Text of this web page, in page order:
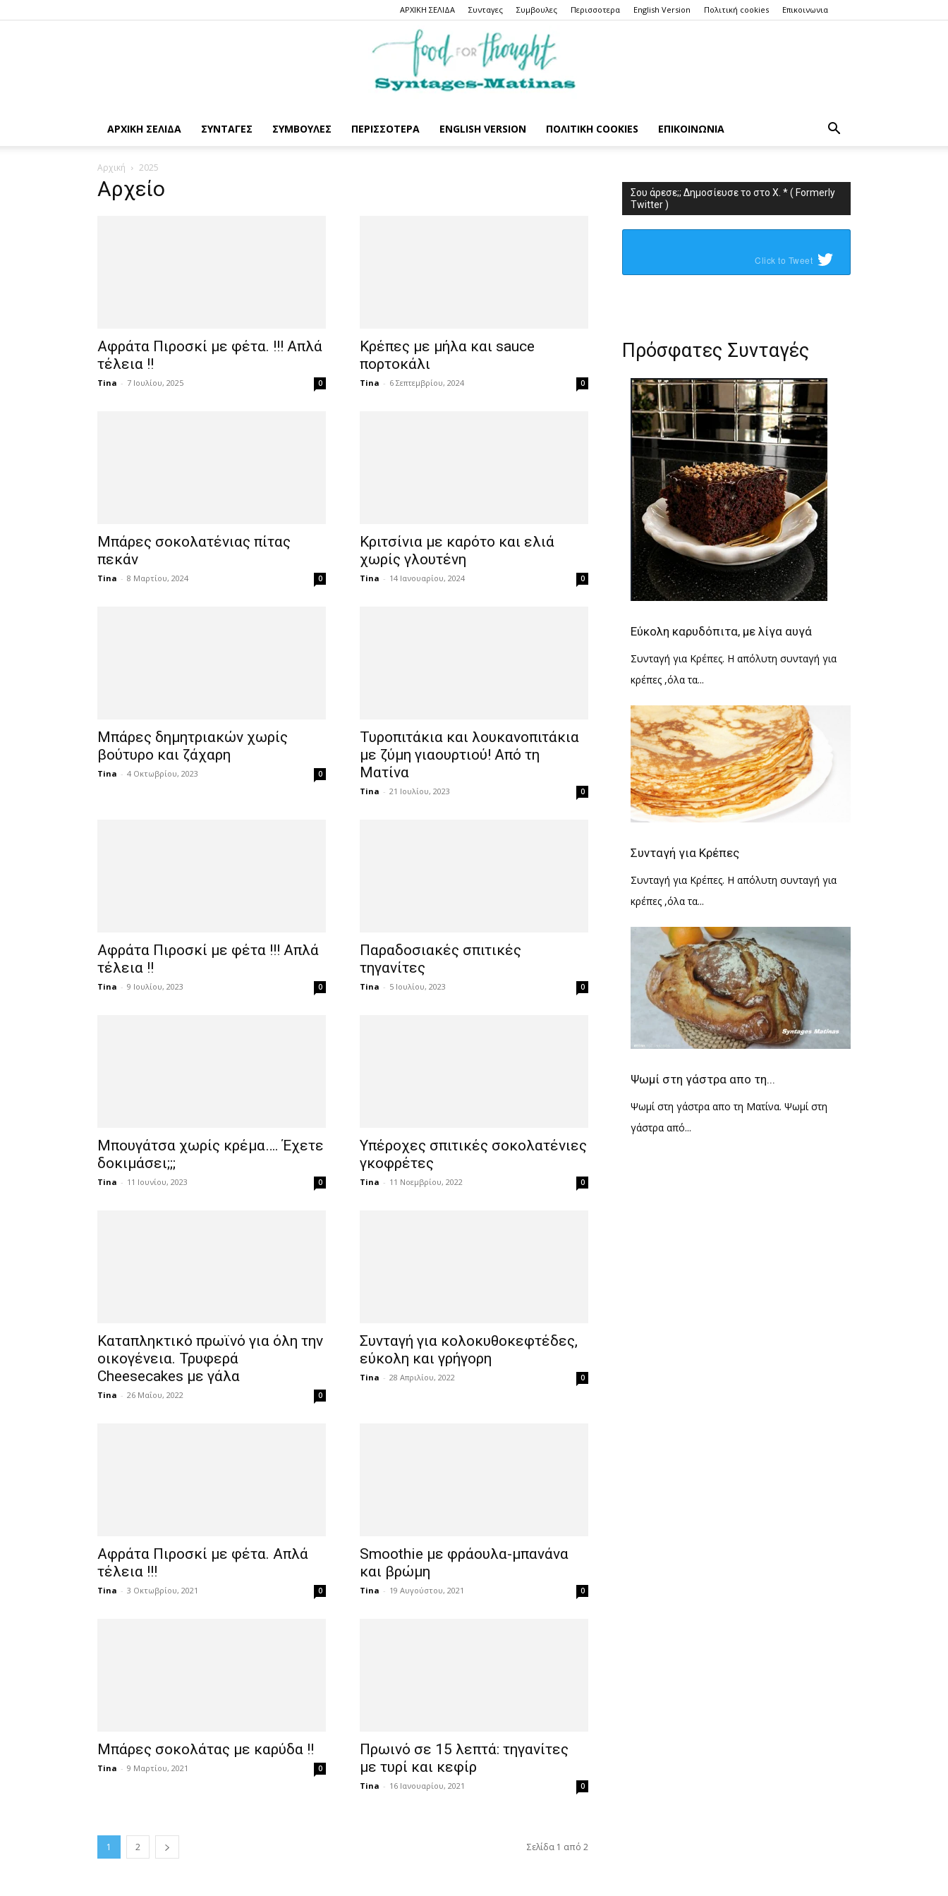
ΑΡΧΙΚΗ ΣΕΛΙΔΑ Συνταγες Συμβουλες Περισσοτερα English Version Πολιτική cookies Επικοινωνια
ΑΡΧΙΚΗ ΣΕΛΙΔΑ ΣΥΝΤΑΓΕΣ ΣΥΜΒΟΥΛΕΣ ΠΕΡΙΣΣΟΤΕΡΑ ENGLISH VERSION ΠΟΛΙΤΙΚΉ COOKIES ΕΠΙΚΟΙΝΩΝΙΑ
Αρχική 2025
Αρχείο
Αφράτα Πιροσκί με φέτα. !!! Απλά
τέλεια !!
Tina - 7 Ιουλίου, 2025 0
Κρέπες με μήλα και sauce
πορτοκάλι
Tina - 6 Σεπτεμβρίου, 2024 0
Μπάρες σοκολατένιας πίτας
πεκάν
Tina - 8 Μαρτίου, 2024 0
Κριτσίνια με καρότο και ελιά
χωρίς γλουτένη
Tina - 14 Ιανουαρίου, 2024 0
Μπάρες δημητριακών χωρίς
βούτυρο και ζάχαρη
Tina - 4 Οκτωβρίου, 2023 0
Τυροπιτάκια και λουκανοπιτάκια
με ζύμη γιαουρτιού! Από τη
Ματίνα
Tina - 21 Ιουλίου, 2023 0
Αφράτα Πιροσκί με φέτα !!! Απλά
τέλεια !!
Tina - 9 Ιουλίου, 2023 0
Παραδοσιακές σπιτικές
τηγανίτες
Tina - 5 Ιουλίου, 2023 0
Μπουγάτσα χωρίς κρέμα…. Έχετε
δοκιμάσει;;;
Tina - 11 Ιουνίου, 2023 0
Υπέροχες σπιτικές σοκολατένιες
γκοφρέτες
Tina - 11 Νοεμβρίου, 2022 0
Καταπληκτικό πρωϊνό για όλη την
οικογένεια. Τρυφερά
Cheesecakes με γάλα
Tina - 26 Μαΐου, 2022 0
Συνταγή για κολοκυθοκεφτέδες,
εύκολη και γρήγορη
Tina - 28 Απριλίου, 2022 0
Αφράτα Πιροσκί με φέτα. Απλά
τέλεια !!!
Tina - 3 Οκτωβρίου, 2021 0
Smoothie με φράουλα-μπανάνα
και βρώμη
Tina - 19 Αυγούστου, 2021 0
Μπάρες σοκολάτας με καρύδα !!
Tina - 9 Μαρτίου, 2021 0
Πρωινό σε 15 λεπτά: τηγανίτες
με τυρί και κεφίρ
Tina - 16 Ιανουαρίου, 2021 0
1 2 Σελίδα 1 από 2
Σου άρεσε;; Δημοσίευσε το στο X. * ( Formerly
Twitter )
Click to Tweet
Πρόσφατες Συνταγές
Εύκολη καρυδόπιτα, με λίγα αυγά
Συνταγή για Κρέπες. Η απόλυτη συνταγή για
κρέπες ,όλα τα...
Συνταγή για Κρέπες
Συνταγή για Κρέπες. Η απόλυτη συνταγή για
κρέπες ,όλα τα...
Ψωμί στη γάστρα απο τη...
Ψωμί στη γάστρα απο τη Ματίνα. Ψωμί στη
γάστρα από...